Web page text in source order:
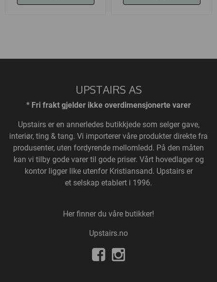
UPSTAIRS AS
* Fri frakt gjelder ikke overdimensjonerte varer
Upstairs er en annerledes butikkjede som selger gave,
interiør, ting & tang. Vi importerer våre produkter direkte fra
produsenter, uten fordyrende mellomledd. På den måten
kan vi tilby gode varer til gode priser. Vårt hovedlager og
kontor ligger like utenfor Kristiansand. Upstairs er
et selskap etablert i 1996.
Her finner du våre butikker!
Upstairs.no